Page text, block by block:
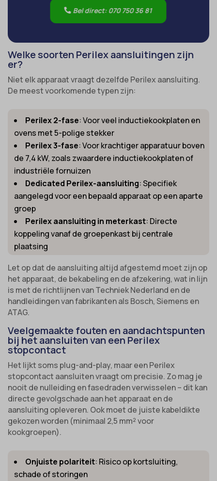
Bel direct: 070 750 36 81
Welke soorten Perilex aansluitingen zijn
er?
Niet elk apparaat vraagt dezelfde Perilex aansluiting.
De meest voorkomende typen zijn:
Perilex 2-fase: Voor veel inductiekookplaten en
ovens met 5-polige stekker
Perilex 3-fase: Voor krachtiger apparatuur boven
de 7,4 kW, zoals zwaardere inductiekookplaten of
industriële fornuizen
Dedicated Perilex-aansluiting: Specifiek
aangelegd voor een bepaald apparaat op een aparte
groep
Perilex aansluiting in meterkast: Directe
koppeling vanaf de groepenkast bij centrale
plaatsing
Let op dat de aansluiting altijd afgestemd moet zijn op
het apparaat, de bekabeling en de afzekering, wat in lijn
is met de richtlijnen van Techniek Nederland en de
handleidingen van fabrikanten als Bosch, Siemens en
ATAG.
Veelgemaakte fouten en aandachtspunten
bij het aansluiten van een Perilex
stopcontact
Het lijkt soms plug-and-play, maar een Perilex
stopcontact aansluiten vraagt om precisie. Zo mag je
nooit de nulleiding en fasedraden verwisselen – dit kan
directe gevolgschade aan het apparaat en de
aansluiting opleveren. Ook moet de juiste kabeldikte
gekozen worden (minimaal 2,5 mm² voor
kookgroepen).
Onjuiste polariteit: Risico op kortsluiting,
schade of storingen